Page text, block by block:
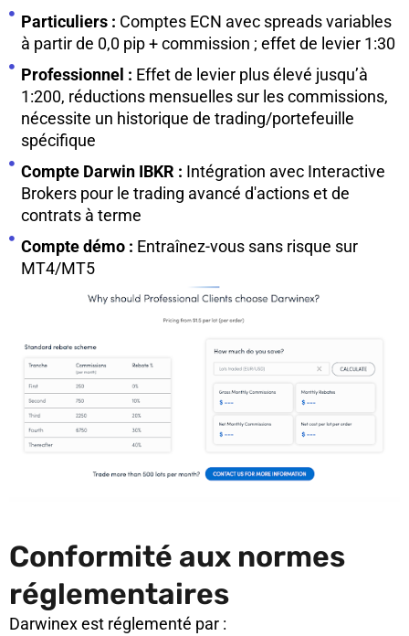
Particuliers : Comptes ECN avec spreads variables
à partir de 0,0 pip + commission ; effet de levier 1:30
Professionnel : Effet de levier plus élevé jusqu’à
1:200, réductions mensuelles sur les commissions,
nécessite un historique de trading/portefeuille
spécifique
Compte Darwin IBKR : Intégration avec Interactive
Brokers pour le trading avancé d'actions et de
contrats à terme
Compte démo : Entraînez-vous sans risque sur
MT4/MT5
Conformité aux normes
réglementaires
Darwinex est réglementé par :